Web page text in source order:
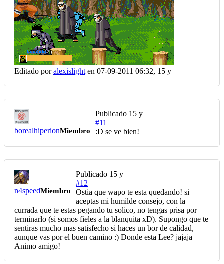
Editado poralexislight en 07-09-2011 06:32, 15 y
borealhiperionMiembro
Publicado 15 y
#11
:D se ve bien!
n4speedMiembro
Publicado 15 y
#12
Ostia que wapo te esta quedando! si
aceptas mi humilde consejo, con la
currada que te estas pegando tu solico, no tengas prisa por
terminarlo (si somos fieles a la blanquita xD). Supongo que te
sentiras mucho mas satisfecho si haces un bor de calidad,
aunque vas por el buen camino :) Donde esta Lee? jajaja
Animo amigo!